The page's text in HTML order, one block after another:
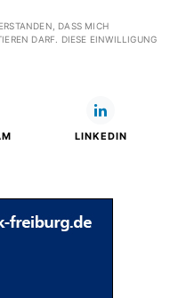
DASS MICH
DARF. DIESE EINWILLIGUNG
LINKEDIN